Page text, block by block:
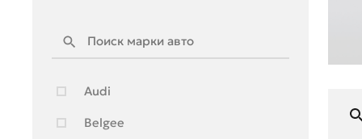
Audi
Belgee